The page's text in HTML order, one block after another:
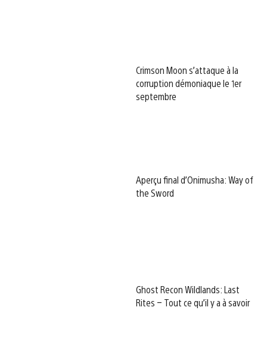
Crimson Moon s’attaque à la
corruption démoniaque le 1er
septembre
Aperçu final d’Onimusha: Way of
the Sword
Ghost Recon Wildlands: Last
Rites – Tout ce qu’il y a à savoir